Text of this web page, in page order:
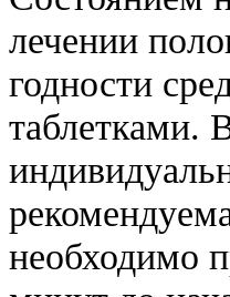
лечении
годности
таблетками.
необходимо